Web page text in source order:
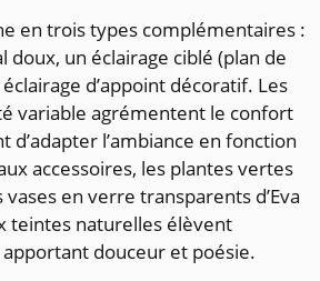
en trois types complémentaires :
doux, un éclairage ciblé (plan de
d’appoint décoratif. Les
variable agrémentent le confort
l’ambiance en fonction
accessoires, les plantes vertes
en verre transparents d’Eva
teintes naturelles élèvent
apportant douceur et poésie.